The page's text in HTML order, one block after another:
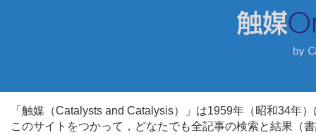
「触媒（Catalysts and Catalysis）」は1959年（昭和34年
このサイトをつかって，どなたでも全記事の検索と結果（